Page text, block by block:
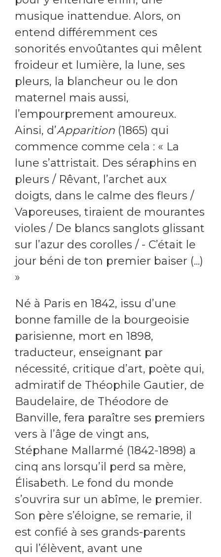
musique inattendue. Alors, on
entend différemment ces
sonorités envoûtantes qui mêlent
froideur et lumière, la lune, ses
pleurs, la blancheur ou le don
maternel mais aussi,
l’empourprement amoureux.
Ainsi, d’Apparition (1865) qui
commence comme cela : « La
lune s’attristait. Des séraphins en
pleurs / Rêvant, l’archet aux
doigts, dans le calme des fleurs /
Vaporeuses, tiraient de mourantes
violes / De blancs sanglots glissant
sur l’azur des corolles / - C’était le
jour béni de ton premier baiser (...)
»
Né à Paris en 1842, issu d’une
bonne famille de la bourgeoisie
parisienne, mort en 1898,
traducteur, enseignant par
nécessité, critique d’art, poète qui,
admiratif de Théophile Gautier, de
Baudelaire, de Théodore de
Banville, fera paraître ses premiers
vers à l’âge de vingt ans,
Stéphane Mallarmé (1842-1898) a
cinq ans lorsqu’il perd sa mère,
Élisabeth. Le fond du monde
s’ouvrira sur un abîme, le premier.
Son père s’éloigne, se remarie, il
est confié à ses grands-parents
qui l’élèvent, avant une